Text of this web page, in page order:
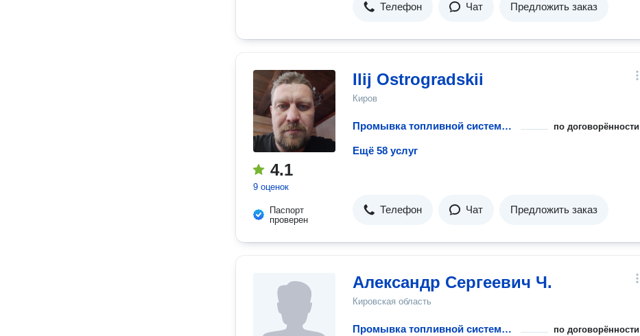
Телефон Чат Предложить заказ
4.1
9 оценок
Паспорт
проверен
Ilij Ostrogradskii
Киров
Промывка топливной системы бензинового двигателя по договорённости
Ещё 58 услуг
Телефон Чат Предложить заказ
Александр Сергеевич Ч.
Кировская область
Промывка топливной системы бензинового двигателя по договорённости